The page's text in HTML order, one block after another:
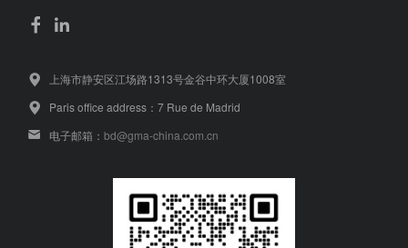
上海市静安区江场路1313号金谷中环大厦1008室
Paris office address：7 Rue de Madrid
电子邮箱： bd@gma-china.com.cn